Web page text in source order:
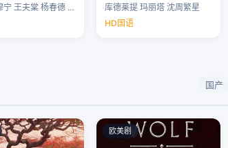
宁 王夫棠 杨春德 …
库德莱提 玛丽塔 沈周繁星
HD国语
国产
欧美剧